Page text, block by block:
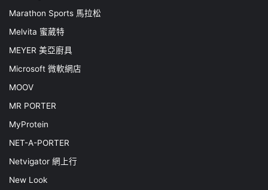
Marathon Sports 馬拉松
Melvita 蜜葳特
MEYER 美亞廚具
Microsoft 微軟網店
MOOV
MR PORTER
MyProtein
NET-A-PORTER
Netvigator 網上行
New Look